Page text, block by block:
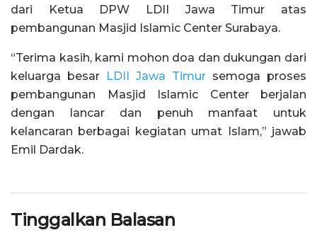
dari Ketua DPW LDII Jawa Timur atas
pembangunan Masjid Islamic Center Surabaya.
“Terima kasih, kami mohon doa dan dukungan dari
keluarga besar
LDII Jawa Timur semoga proses
pembangunan Masjid Islamic Center berjalan
dengan lancar dan penuh manfaat untuk
kelancaran berbagai kegiatan umat Islam,” jawab
Emil Dardak.
Tinggalkan Balasan